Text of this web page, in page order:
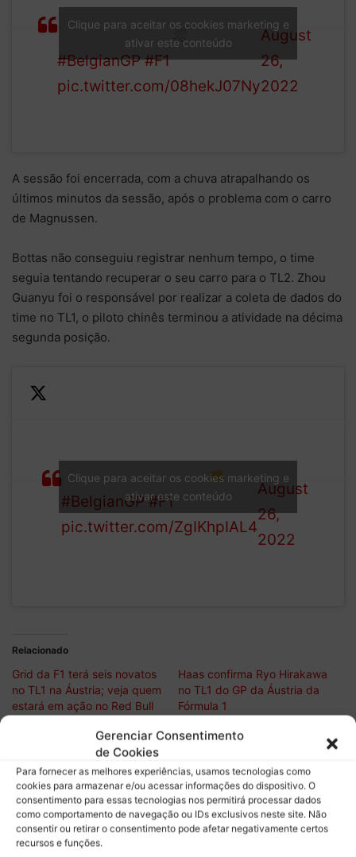
Gerenciar Consentimento
de Cookies
Para fornecer as melhores experiências, usamos tecnologias como
cookies para armazenar e/ou acessar informações do dispositivo. O
consentimento para essas tecnologias nos permitirá processar dados
como comportamento de navegação ou IDs exclusivos neste site. Não
consentir ou retirar o consentimento pode afetar negativamente certos
recursos e funções.
majority of the drivers head
back to the pits
#BelgianGP #F1
pic.twitter.com/08hekJ07Ny
1 (@F1)
August
26,
2022
Clique para aceitar os cookies marketing e
ativar este conteúdo
A sessão foi encerrada, com a chuva atrapalhando os
últimos minutos da sessão, após o problema com o carro
de Magnussen.
Bottas não conseguiu registrar nenhum tempo, o time
seguia tentando recuperar o seu carro para o TL2. Zhou
Guanyu foi o responsável por realizar a coleta de dados do
time no TL1, o piloto chinês terminou a atividade na décima
segunda posição.
after first practice…
#BelgianGP #F1
pic.twitter.com/ZgIKhpIAL4
1 (@F1)
August
26,
2022
Clique para aceitar os cookies marketing e
ativar este conteúdo
Relacionado
Grid da F1 terá seis novatos
no TL1 na Áustria; veja quem
estará em ação no Red Bull
Haas confirma Ryo Hirakawa
no TL1 do GP da Áustria da
Fórmula 1
Hamilton exalta novo
engenheiro na Ferrari após
pódio no Canadá: “Ele é
incrível”